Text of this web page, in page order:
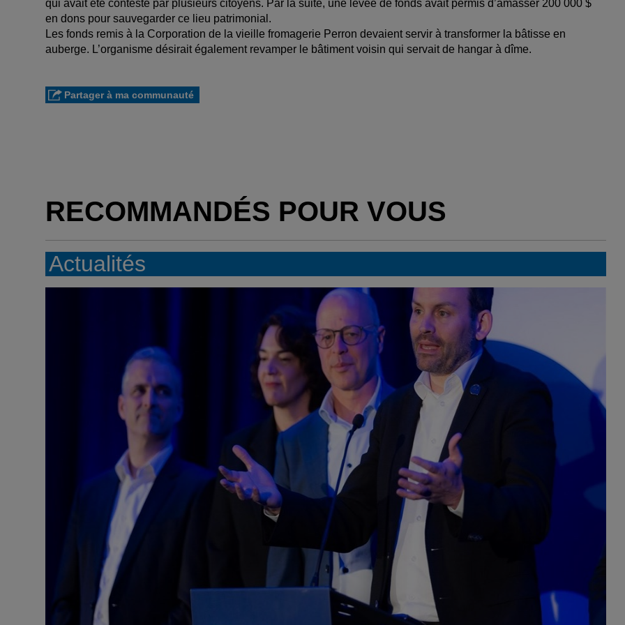
qui avait été contesté par plusieurs citoyens. Par la suite, une levée de fonds avait permis d’amasser 200 000 $
en dons pour sauvegarder ce lieu patrimonial.
Les fonds remis à la Corporation de la vieille fromagerie Perron devaient servir à transformer la bâtisse en
auberge. L’organisme désirait également revamper le bâtiment voisin qui servait de hangar à dîme.
Partager à ma communauté
RECOMMANDÉS POUR VOUS
Actualités